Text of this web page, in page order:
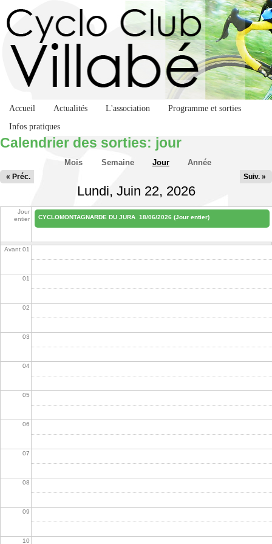
Accueil Actualités L'association
Programme et sorties
Infos pratiques
Calendrier des sorties: jour
Onglets principauxMois Semaine Jour(onglet actif)
Année
Lundi, Juin 22, 2026
« Préc. Suiv. »
Jour
entier
CYCLOMONTAGNARDE DU JURA 18/06/2026 (Jour entier)
Avant 01
01
02
03
04
05
06
07
08
09
10